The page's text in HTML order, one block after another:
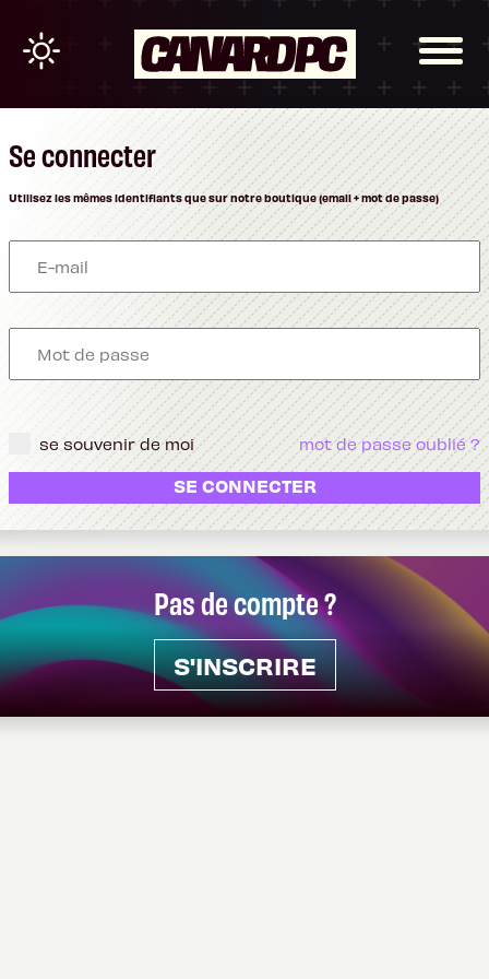
Pas de compte ?
S'INSCRIRE
Se connecter
Utilisez les mêmes identifiants que sur notre boutique (email + mot de passe)
se souvenir de moi mot de passe oublié ?
SE CONNECTER